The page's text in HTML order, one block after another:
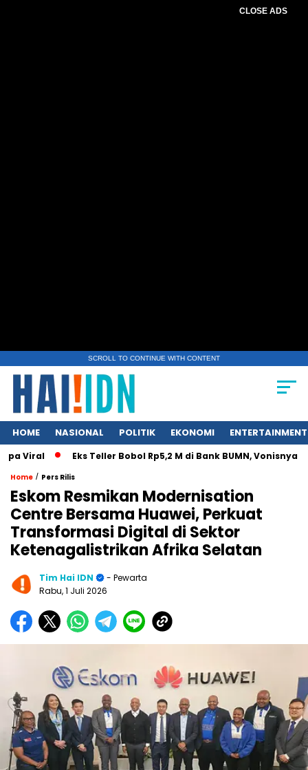
CLOSE ADS
SCROLL TO CONTINUE WITH CONTENT
HOME NASIONAL POLITIK EKONOMI ENTERTAINMENT
Eks Teller Bobol Rp5,2 M di Bank BUMN, Vonisnya
Home / Pers Rilis
Eskom Resmikan Modernisation
Centre Bersama Huawei, Perkuat
Transformasi Digital di Sektor
Ketenagalistrikan Afrika Selatan
Tim Hai IDN
- Pewarta
Rabu, 1 Juli 2026